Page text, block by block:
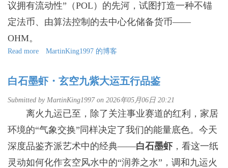
议拥有流动性”（POL）的先河，试图打造一种不锚
定法币、由算法控制的去中心化储备货币——
OHM。
Read more about
法
义
的
中
心
化
储
MartinKing1997 的博客
白石墨虾・玄空九紫大运五行品鉴
Submitted by MartinKing1997on 2026年05月06日 20:21
离火九运已至，除了关注事业赛道的红利，家居
环境的“气象交换”同样决定了我们的能量底色。今天
深度品鉴齐派艺术中的经典——白石墨虾，看这一纸
灵动如何化作玄空风水中的“润养之水”，调和九运火